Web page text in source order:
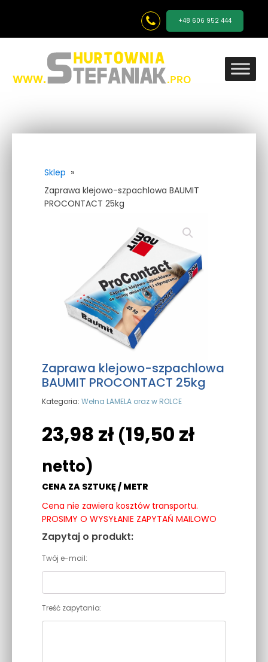
+48 606 952 444
Sklep »
Zaprawa klejowo-szpachlowa BAUMIT
PROCONTACT 25kg
Zaprawa klejowo-szpachlowa
BAUMIT PROCONTACT 25kg
Kategoria: Wełna LAMELA oraz w ROLCE
23,98 zł (19,50 zł
netto)
CENA ZA SZTUKĘ / METR
Cena nie zawiera kosztów transportu.
PROSIMY O WYSYŁANIE ZAPYTAŃ MAILOWO
Zapytaj o produkt:
Twój e-mail:
Treść zapytania: